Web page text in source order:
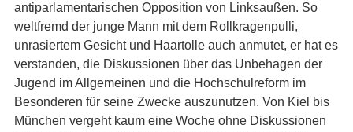
antiparlamentarischen Opposition von Linksaußen. So
weltfremd der junge Mann mit dem Rollkragenpulli,
unrasiertem Gesicht und Haartolle auch anmutet, er hat es
verstanden, die Diskussionen über das Unbehagen der
Jugend im Allgemeinen und die Hochschulreform im
Besonderen für seine Zwecke auszunutzen. Von Kiel bis
München vergeht kaum eine Woche ohne Diskussionen